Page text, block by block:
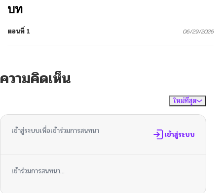
บท
ตอนที่ 1 06/29/2026
ความคิดเห็น
ใหม่ที่สุด
เข้าสู่ระบบเพื่อเข้าร่วมการสนทนา เข้าสู่ระบบ
เข้าร่วมการสนทนา...